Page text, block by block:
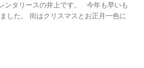
ンタリースの井上です。 今年も早いも
した。 街はクリスマスとお正月一色に